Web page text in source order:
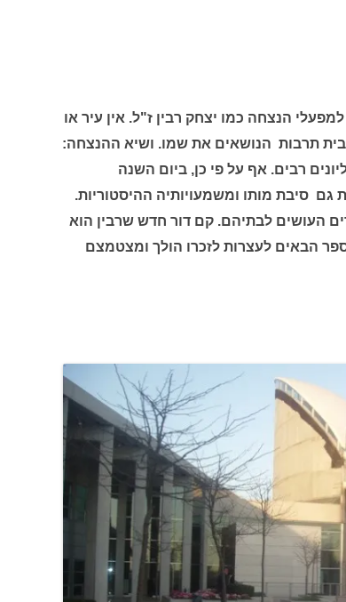
הנצחה כמו יצחק רבין ז"ל. אין עיר או
תרבות הנושאים את שמו. ושיא ההנצחה:
רבים. אף על פי כן, ביום השנה
סיבת מותו ומשמעויותיה ההיסטוריות.
כבר הפכו למבוגרים העושים לבתיהם. קם דור חדש שרבין הוא
הבאים לעצרות לזכרו הולך ומצטמצם